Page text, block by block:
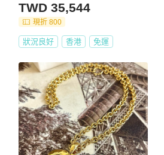
TWD 35,544
現折 800
狀況良好 香港 免運